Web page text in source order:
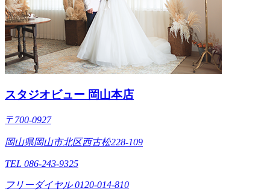
スタジオビュー 岡山本店
〒700-0927
岡山県岡山市北区西古松228-109
TEL 086-243-9325
フリーダイヤル 0120-014-810